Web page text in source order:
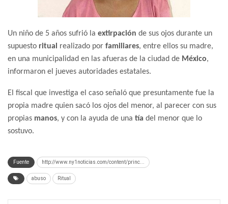
Un niño de 5 años sufrió la extirpación de sus ojos durante un
supuesto ritual realizado por familiares, entre ellos su madre,
en una municipalidad en las afueras de la ciudad de México,
informaron el jueves autoridades estatales.
El fiscal que investiga el caso señaló que presuntamente fue la
propia madre quien sacó los ojos del menor, al parecer con sus
propias manos, y con la ayuda de una tía del menor que lo
sostuvo.
Fuente http://www.ny1noticias.com/content/princ...
abuso Ritual